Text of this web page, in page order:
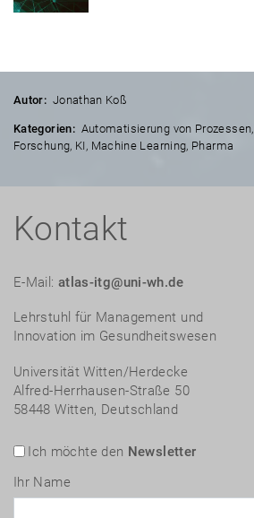
Autor: Jonathan Koß
Kategorien: Automatisierung von Prozessen,
Forschung, KI, Machine Learning, Pharma
Kontakt
E-Mail: atlas-itg@uni-wh.de
Lehrstuhl für Management und
Innovation im Gesundheitswesen
Universität Witten/Herdecke
Alfred-Herrhausen-Straße 50
58448 Witten, Deutschland
Ich möchte den Newsletter
Ihr Name